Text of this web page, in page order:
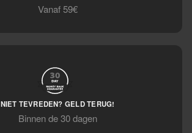
Vanaf 59€
NIET TEVREDEN? GELD TERUG!
Binnen de 30 dagen